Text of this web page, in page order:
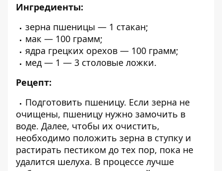
Ингредиенты:
зерна пшеницы — 1 стакан;
мак — 100 грамм;
ядра грецких орехов — 100 грамм;
мед — 1 — 3 столовые ложки.
Рецепт:
Подготовить пшеницу. Если зерна не
очищены, пшеницу нужно замочить в
воде. Далее, чтобы их очистить,
необходимо положить зерна в ступку и
растирать пестиком до тех пор, пока не
удалится шелуха. В процессе лучше